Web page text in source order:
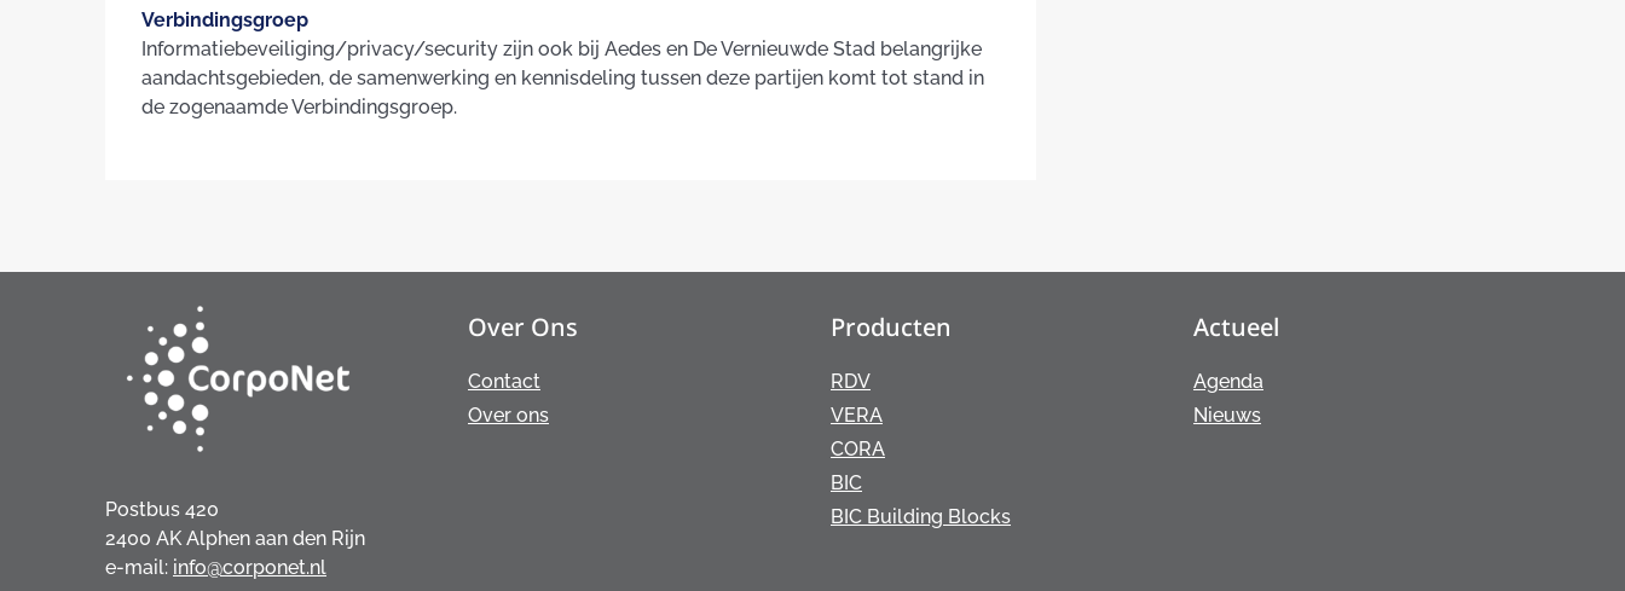
Verbindingsgroep
Informatiebeveiliging/privacy/security zijn ook bij Aedes en De Vernieuwde Stad belangrijke
aandachtsgebieden, de samenwerking en kennisdeling tussen deze partijen komt tot stand in
de zogenaamde Verbindingsgroep.
Postbus 420
2400 AK Alphen aan den Rijn
e-mail: info@corponet.nl
Over Ons
Contact
Over ons
Producten
RDV
VERA
CORA
BIC
BIC Building Blocks
Actueel
Agenda
Nieuws